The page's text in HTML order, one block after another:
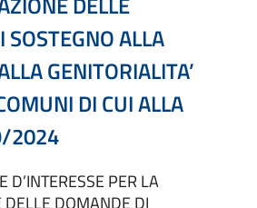
ALLA
GENITORIALITA’
DI CUI ALLA
2024
D’INTERESSE PER LA